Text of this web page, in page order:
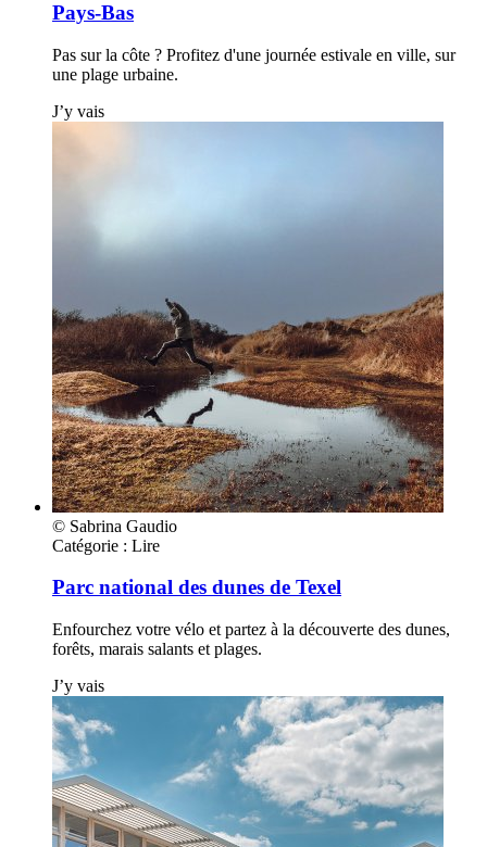
Pays-Bas
Pas sur la côte ? Profitez d'une journée estivale en ville, sur
une plage urbaine.
J’y vais
© Sabrina Gaudio
Catégorie : Lire
Parc national des dunes de Texel
Enfourchez votre vélo et partez à la découverte des dunes,
forêts, marais salants et plages.
J’y vais